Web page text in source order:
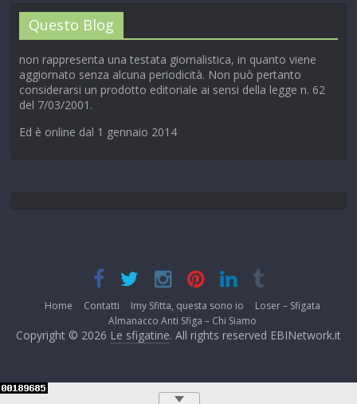
Questo Blog
non rappresenta una testata giornalistica, in quanto viene
aggiornato senza alcuna periodicità. Non può pertanto
considerarsi un prodotto editoriale ai sensi della legge n. 62
del 7/03/2001.
Ed è online dal 1 gennaio 2014
Home Contatti Imy Sfitta, questa sono io
Loser – Sfigata
Almanacco Anti Sfiga – Chi Siamo
Copyright © 2026 Le sfigatine. All rights reserved EBINetwork.it